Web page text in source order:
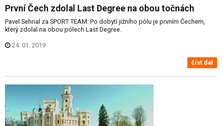
První Čech zdolal Last Degree na obou točnách
Pavel Sehnal za SPORT TEAM: Po dobytí jižního pólu je prvním Čechem,
který zdolal na obou pólech Last Degree.
24. 01. 2019
číst dál